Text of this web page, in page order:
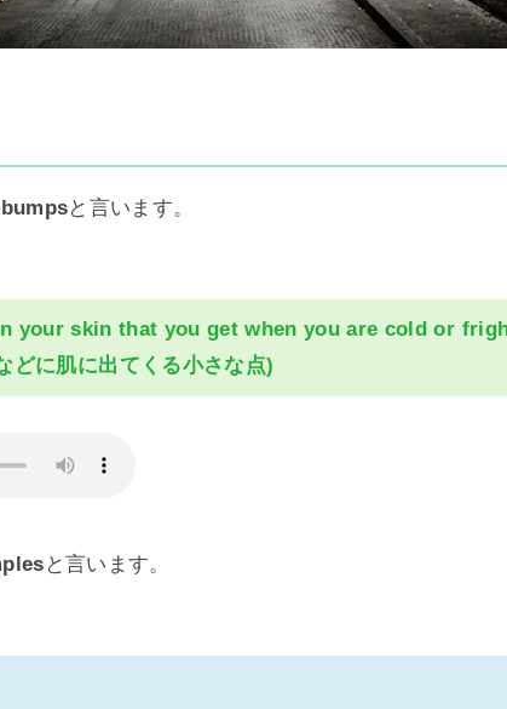
と言います。
your skin that you get when you are cold or
どに肌に出てくる小さな点)
と言います。